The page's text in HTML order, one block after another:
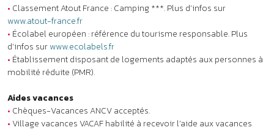
Animaux
Un animal admis : 9 € /nuit.
Les animaux sont acceptés tenus en laisse, en dehors des espaces
communs et moyennant supplément. Le carnet de vaccination est
obligatoire et peut être demandé à votre arrivée. Les animaux
réputés dangereux notamment les chiens de première catégorie
ainsi que les animaux non considérés comme des animaux de
compagnie ne sont pas admis. Dans tous les cas, un seul animal
par logement est accepté.